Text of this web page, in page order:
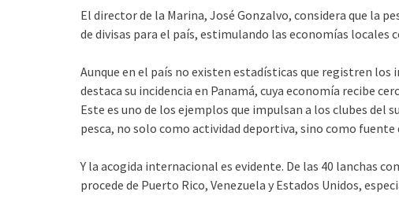
El director de la Marina, José Gonzalvo, considera que la
de divisas para el país, estimulando las economías locales
Aunque en el país no existen estadísticas que registren
destaca su incidencia en Panamá, cuya economía recibe
Este es uno de los ejemplos que impulsan a los clubes del
pesca, no solo como actividad deportiva, sino como fuente
Y la acogida internacional es evidente. De las 40 lanchas
procede de Puerto Rico, Venezuela y Estados Unidos,